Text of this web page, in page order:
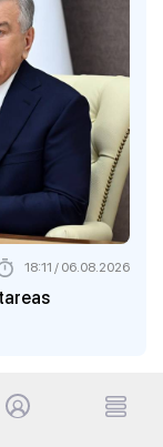
18:11 / 06.08.2026